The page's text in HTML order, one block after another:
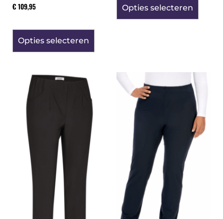
€ 109,95
Opties selecteren
Opties selecteren